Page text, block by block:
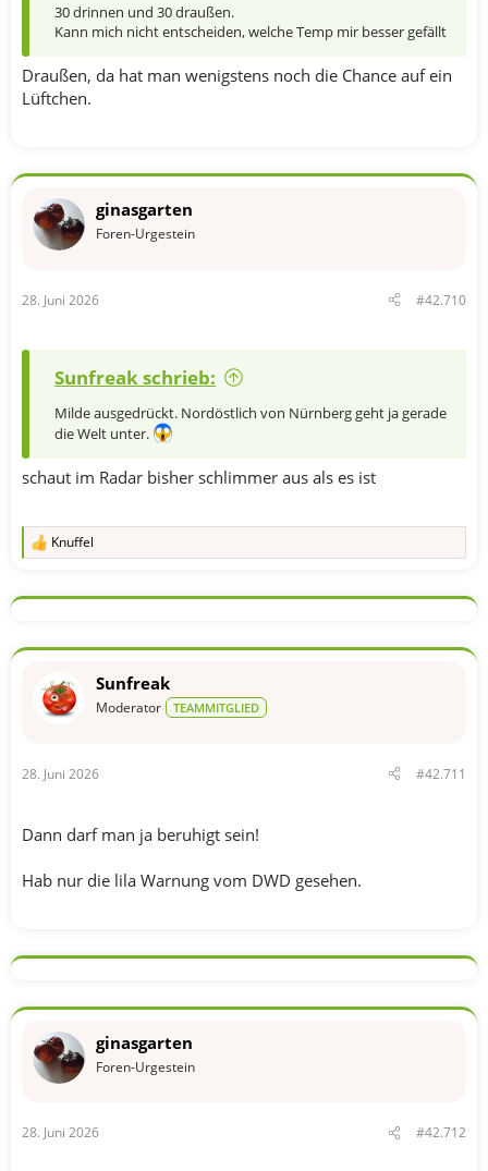
30 drinnen und 30 draußen.
Kann mich nicht entscheiden, welche Temp mir besser gefällt
Draußen, da hat man wenigstens noch die Chance auf ein
Lüftchen.
ginasgarten
Foren-Urgestein
28. Juni 2026 #42.710
Sunfreak schrieb:
Milde ausgedrückt. Nordöstlich von Nürnberg geht ja gerade
die Welt unter.
schaut im Radar bisher schlimmer aus als es ist
R
k
o
Knuffel
Sunfreak
Moderator TEAMMITGLIED
28. Juni 2026 #42.711
Dann darf man ja beruhigt sein!
Hab nur die lila Warnung vom DWD gesehen.
ginasgarten
Foren-Urgestein
28. Juni 2026 #42.712